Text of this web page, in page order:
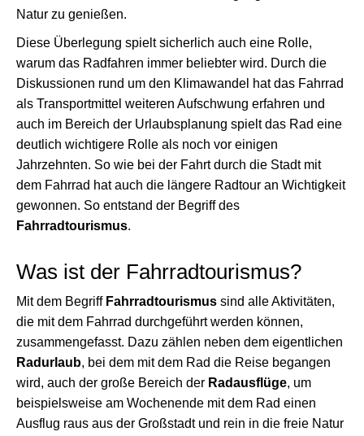
Natur zu genießen.
Diese Überlegung spielt sicherlich auch eine Rolle,
warum das Radfahren immer beliebter wird. Durch die
Diskussionen rund um den Klimawandel hat das Fahrrad
als Transportmittel weiteren Aufschwung erfahren und
auch im Bereich der Urlaubsplanung spielt das Rad eine
deutlich wichtigere Rolle als noch vor einigen
Jahrzehnten. So wie bei der Fahrt durch die Stadt mit
dem Fahrrad hat auch die längere Radtour an Wichtigkeit
gewonnen. So entstand der Begriff des
Fahrradtourismus.
Was ist der Fahrradtourismus?
Mit dem Begriff Fahrradtourismus sind alle Aktivitäten,
die mit dem Fahrrad durchgeführt werden können,
zusammengefasst. Dazu zählen neben dem eigentlichen
Radurlaub, bei dem mit dem Rad die Reise begangen
wird, auch der große Bereich der Radausflüge, um
beispielsweise am Wochenende mit dem Rad einen
Ausflug raus aus der Großstadt und rein in die freie Natur